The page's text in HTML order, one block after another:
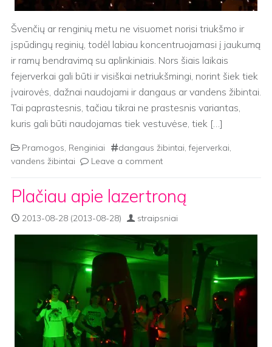
Švenčių ar renginių metu ne visuomet norisi triukšmo ir
įspūdingų reginių, todėl labiau koncentruojamasi į jaukumą
ir ramų bendravimą su aplinkiniais. Nors šiais laikais
fejerverkai gali būti ir visiškai netriukšmingi, norint šiek tiek
įvairovės, dažnai naudojami ir dangaus ar vandens žibintai.
Tai paprastesnis, tačiau tikrai ne prastesnis variantas,
kuris gali būti naudojamas tiek vestuvėse, tiek […]
Pramogos, Renginiai dangaus žibintai,fejerverkai,
vandens žibintai
Leave a comment
Plačiau apie lazertroną
2013-08-28 (2013-08-28) straipsniai